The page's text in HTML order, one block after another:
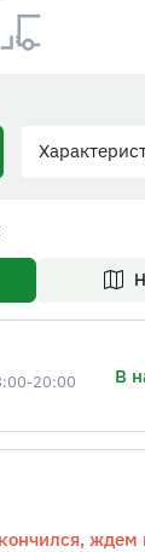
20:00
В
ждем